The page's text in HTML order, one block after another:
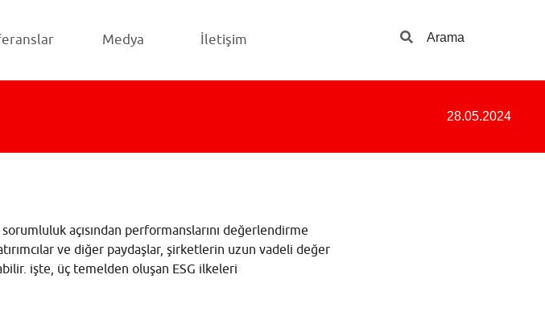
Medya İletişim Arama
28.05.2024
açısından performanslarını değerlendirme
ve diğer paydaşlar, şirketlerin uzun vadeli değer
işte, üç temelden oluşan ESG ilkeleri